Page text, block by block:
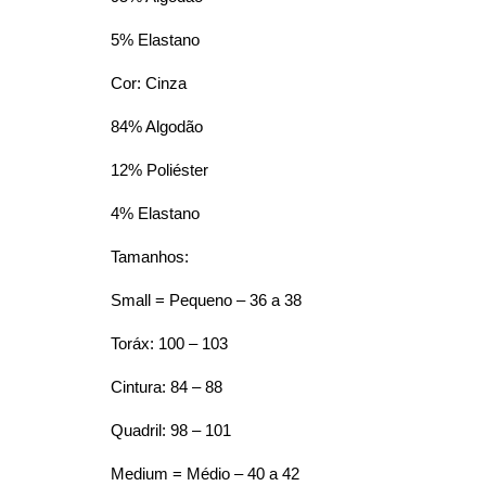
5% Elastano
Cor: Cinza
84% Algodão
12% Poliéster
4% Elastano
Tamanhos:
Small = Pequeno – 36 a 38
Toráx: 100 – 103
Cintura: 84 – 88
Quadril: 98 – 101
Medium = Médio – 40 a 42